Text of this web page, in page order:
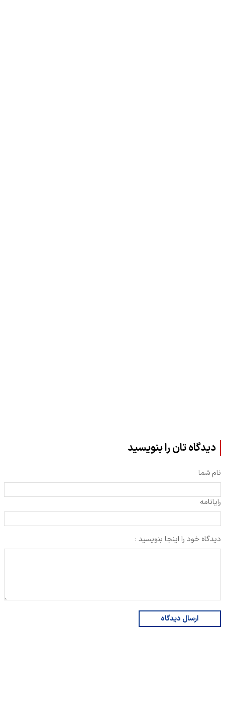
دیدگاه تان را بنویسید
نام شما
رایانامه
دیدگاه خود را اینجا بنویسید :
ارسال دیدگاه